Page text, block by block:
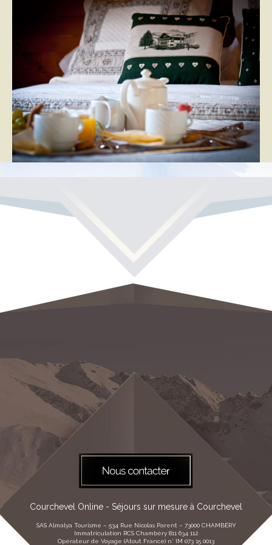
Courchevel Online - Séjours sur mesure à Courchevel
SAS Almalya Tourisme – 534 Rue Nicolas Parent – 73000 CHAMBÉRY
Immatriculation RCS Chambéry 811 634 112
Opérateur de Voyage (Atout France) n° IM 073 15 0013